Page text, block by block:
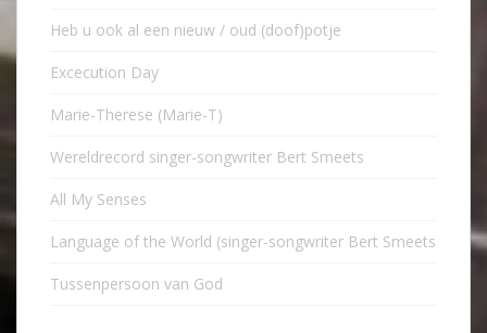
Heb u ook al een nieuw / oud (doof)potje
Excecution Day
Marie-Therese (Marie-T)
Wereldrecord singer-songwriter Bert Smeets
All My Senses
Language of the World (singer-songwriter Bert Smeets
Tussenpersoon van God